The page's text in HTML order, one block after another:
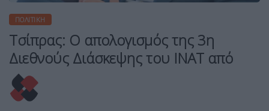
ΠΟΛΙΤΙΚΉ
Τσίπρας: Ο απολογισμός της 3η
Διεθνούς Διάσκεψης του ΙΝΑΤ από